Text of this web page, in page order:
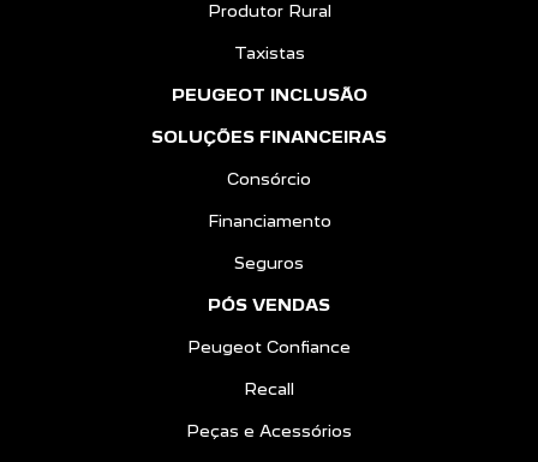
Produtor Rural
Taxistas
PEUGEOT INCLUSÃO
SOLUÇÕES FINANCEIRAS
Consórcio
Financiamento
Seguros
PÓS VENDAS
Peugeot Confiance
Recall
Peças e Acessórios